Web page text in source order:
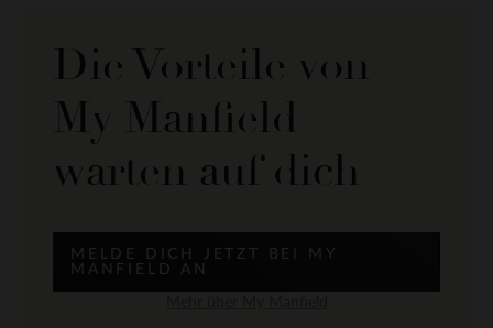
Die Vorteile von
My Manfield
warten auf dich
MELDE DICH JETZT BEI MY
MANFIELD AN